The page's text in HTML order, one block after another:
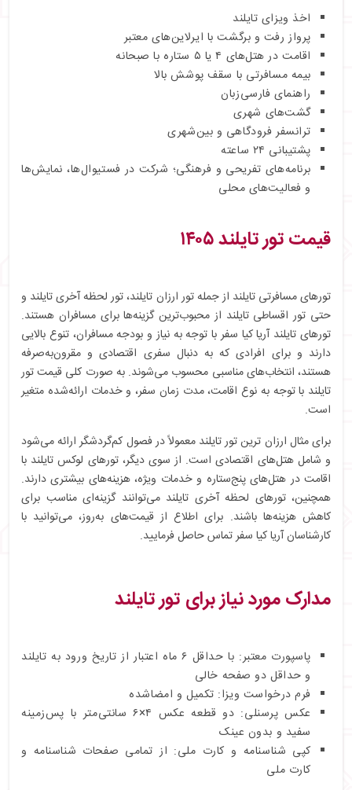
اخذ ویزای تایلند
پرواز رفت و برگشت با ایرلاین‌های معتبر
اقامت در هتل‌های ۴ یا ۵ ستاره با صبحانه
بیمه مسافرتی با سقف پوشش بالا
راهنمای فارسی‌زبان
گشت‌های شهری
ترانسفر فرودگاهی و بین‌شهری
پشتیبانی ۲۴ ساعته
برنامه‌های تفریحی و فرهنگی؛ شرکت در فستیوال‌ها، نمایش‌ها
و فعالیت‌های محلی
قیمت تور تایلند ۱۴۰۵
تورهای مسافرتی تایلند از جمله تور ارزان تایلند، تور لحظه آخری تایلند و
حتی تور اقساطی تایلند از محبوب‌ترین گزینه‌ها برای مسافران هستند.
تورهای تایلند آریا کیا سفر با توجه به نیاز و بودجه مسافران، تنوع بالایی
دارند و برای افرادی که به دنبال سفری اقتصادی و مقرون‌به‌صرفه
هستند، انتخاب‌های مناسبی محسوب می‌شوند. به صورت کلی قیمت تور
تایلند با توجه به نوع اقامت، مدت زمان سفر، و خدمات ارائه‌شده متغیر
است.
برای مثال ارزان ترین تور تایلند معمولاً در فصول کم‌گردشگر ارائه می‌شود
و شامل هتل‌های اقتصادی است. از سوی دیگر، تورهای لوکس تایلند با
اقامت در هتل‌های پنج‌ستاره و خدمات ویژه، هزینه‌های بیشتری دارند.
همچنین، تورهای لحظه آخری تایلند می‌توانند گزینه‌ای مناسب برای
کاهش هزینه‌ها باشند. برای اطلاع از قیمت‌های به‌روز، می‌توانید با
کارشناسان آریا کیا سفر تماس حاصل فرمایید.
مدارک مورد نیاز برای تور تایلند
پاسپورت معتبر: با حداقل ۶ ماه اعتبار از تاریخ ورود به تایلند
و حداقل دو صفحه خالی
فرم درخواست ویزا: تکمیل و امضاشده
عکس پرسنلی: دو قطعه عکس ۴×۶ سانتی‌متر با پس‌زمینه
سفید و بدون عینک
کپی شناسنامه و کارت ملی: از تمامی صفحات شناسنامه و
کارت ملی